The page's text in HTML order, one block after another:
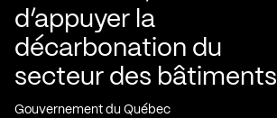
d’appuyer la
décarbonation du
secteur des bâtiments
Gouvernement du Québec